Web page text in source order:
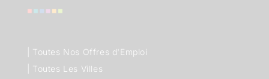
Toutes Nos Offres d'Emploi
Toutes Les Villes